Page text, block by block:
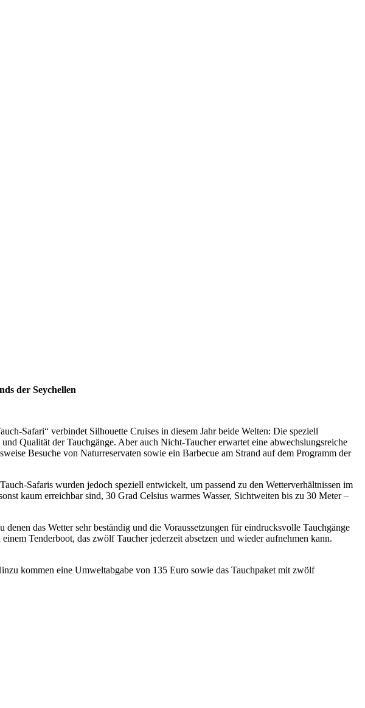
der Seychellen
Safari“ verbindet Silhouette Cruises in diesem Jahr beide Welten: Die speziell
Qualität der Tauchgänge. Aber auch Nicht-Taucher erwartet eine abwechslungsreiche
Besuche von Naturreservaten sowie ein Barbecue am Strand auf dem Programm der
Safaris wurden jedoch speziell entwickelt, um passend zu den Wetterverhältnissen im
kaum erreichbar sind, 30 Grad Celsius warmes Wasser, Sichtweiten bis zu 30 Meter –
das Wetter sehr beständig und die Voraussetzungen für eindrucksvolle Tauchgänge
Tenderboot, das zwölf Taucher jederzeit absetzen und wieder aufnehmen kann.
kommen eine Umweltabgabe von 135 Euro sowie das Tauchpaket mit zwölf